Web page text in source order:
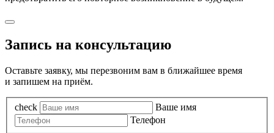
Запись на консультацию
Оставьте заявку, мы перезвоним вам в ближайшее время
и запишем на приём.
check
Ваше имя
Телефон